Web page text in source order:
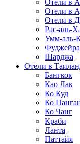
Отели в
Отели в
Отели в
Рас-аль-
Умм-аль-
Фуджейра
Шарджа
Отели в
Бангкок
Као Лак
Ко Куд
Ко
Ко Чанг
Краби
Ланта
Паттайя